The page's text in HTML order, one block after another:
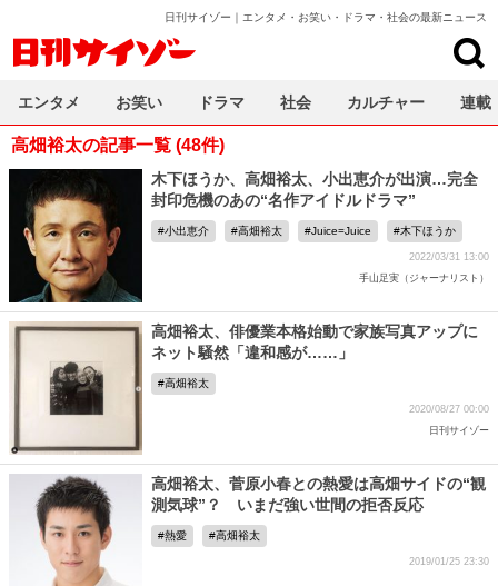
日刊サイゾー｜エンタメ・お笑い・ドラマ・社会の最新ニュース
高畑裕太の記事一覧 (48件)
木下ほうか、高畑裕太、小出恵介が出演…完全
封印危機のあの“名作アイドルドラマ”
小出恵介 高畑裕太 Juice=Juice 木下ほうか
2022/03/31 13:00
手山足実（ジャーナリスト）
高畑裕太、俳優業本格始動で家族写真アップに
ネット騒然「違和感が……」
高畑裕太
2020/08/27 00:00
日刊サイゾー
高畑裕太、菅原小春との熱愛は高畑サイドの“観
測気球”？ いまだ強い世間の拒否反応
熱愛 高畑裕太
2019/01/25 23:30
エンタメ お笑い ドラマ 社会 カルチャー 連載